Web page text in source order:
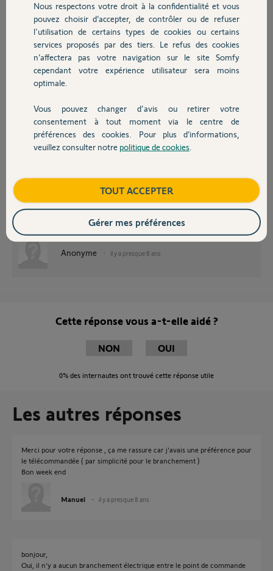
Chauffage
Autres produits
Devis avec un pro
Contact
Participer au fil de discussion
Bonjour,
associés à des fonctions solaires, par ex.
De plus, le système IO est extrèmement fiable et pourra être associé plus
tard à une box Tahoma.
Bien sûr que vous pourrez associer une façade et une autre séparément.
A l'extrème, vous pouvez même associer un Sunis à chaque BSO....
Il y a toute une gamme de capteur pouvant gérer l'ensoleillement, la
tempé exter, la tempé inter, etc...et, en fonction de cela ajuster vos BSO.
https://boutique.somfy.fr/volet-roulant/accessoires.html
Bonne réflexion et bon W.E
Anonyme il y a presque 8 ans
Cette réponse vous a-t-elle aidé ?
NON OUI
0% des internautes ont trouvé cette réponse utile
Les autres réponses
Merci pour votre réponse , ça me rassure car j'avais une préférence pour
le télécommandée ( par simplicité pour le branchement )
Bon week end
Manuel il y a presque 8 ans
bonjour,
Oui, il n'y a aucun branchement électrique entre le point de commande
Nous respectons votre droit à la confidentialité et vous
pouvez choisir d’accepter, de contrôler ou de refuser
l'utilisation de certains types de cookies ou certains
services proposés par des tiers. Le refus des cookies
n’affectera pas votre navigation sur le site Somfy
cependant votre expérience utilisateur sera moins
optimale.
Vous pouvez changer d'avis ou retirer votre
consentement à tout moment via le centre de
préférences des cookies. Pour plus d’informations,
veuillez consulter notre politique de cookies
TOUT ACCEPTER
Gérer mes préférences